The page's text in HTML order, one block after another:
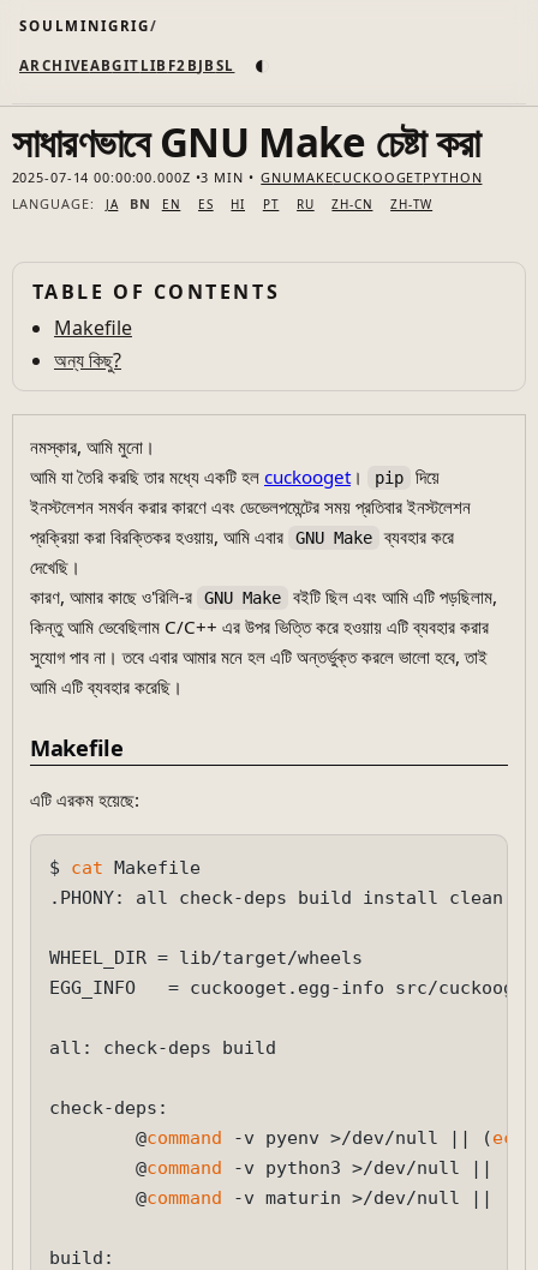
SOULMINIGRIG
ARCHIVEABGIT LIB F2B JB SL ◐
সাধারণভাবে GNU Make চেষ্টা করা
2025-07-14 00:00:00.000Z 3 MIN GNU MAKECUCKOOGETPYTHON
LANGUAGE:
JA BN EN ES HI PT RU ZH-CN ZH-TW
TABLE OF CONTENTS
Makefile
অন্য কিছু?
নমস্কার, আমি মুনো।
আমি যা তৈরি করছি তার মধ্যে একটি হল cuckooget। pip
দিয়ে
ইনস্টলেশন সমর্থন করার কারণে এবং ডেভেলপমেন্টের সময় প্রতিবার ইনস্টলেশন
প্রক্রিয়া করা বিরক্তিকর হওয়ায়, আমি এবার
GNU Make ব্যবহার করে
দেখেছি।
কারণ, আমার কাছে ও'রিলি-র
GNU Make
বইটি ছিল এবং আমি এটি পড়ছিলাম,
কিন্তু আমি ভেবেছিলাম C/C++ এর উপর ভিত্তি করে হওয়ায় এটি ব্যবহার করার
সুযোগ পাব না। তবে এবার আমার মনে হল এটি অন্তর্ভুক্ত করলে ভালো হবে, তাই
আমি এটি ব্যবহার করেছি।
Makefile
এটি এরকম হয়েছে:
$ cat Makefile
.PHONY: all check-deps build install clean
WHEEL_DIR = lib/target/wheels
EGG_INFO   = cuckooget.egg-info src/
all: check-deps build
check-deps:
        @
command -v pyenv >/dev/null || (echo
        @
command -v python3 >/dev/null || (
        @
command -v maturin >/dev/null || (
build: